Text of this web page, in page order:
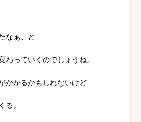
なぁ、と
わっていくのでしょうね。
かかるかもしれないけど
る。